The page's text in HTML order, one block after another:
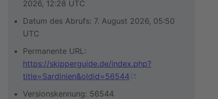
2026, 12:28 UTC
Datum des Abrufs: 7. August 2026, 05:50
UTC
Permanente URL:
https://skipperguide.de/index.php?
title=Sardinien&oldid=56544
Versionskennung: 56544